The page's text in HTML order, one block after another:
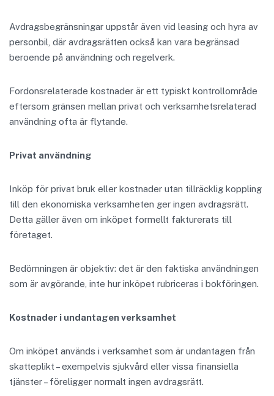
Avdragsbegränsningar uppstår även vid leasing och hyra av
personbil, där avdragsrätten också kan vara begränsad
beroende på användning och regelverk.
Fordonsrelaterade kostnader är ett typiskt kontrollområde
eftersom gränsen mellan privat och verksamhetsrelaterad
användning ofta är flytande.
Privat användning
Inköp för privat bruk eller kostnader utan tillräcklig koppling
till den ekonomiska verksamheten ger ingen avdragsrätt.
Detta gäller även om inköpet formellt fakturerats till
företaget.
Bedömningen är objektiv: det är den faktiska användningen
som är avgörande, inte hur inköpet rubriceras i bokföringen.
Kostnader i undantagen verksamhet
Om inköpet används i verksamhet som är undantagen från
skatteplikt – exempelvis sjukvård eller vissa finansiella
tjänster – föreligger normalt ingen avdragsrätt.